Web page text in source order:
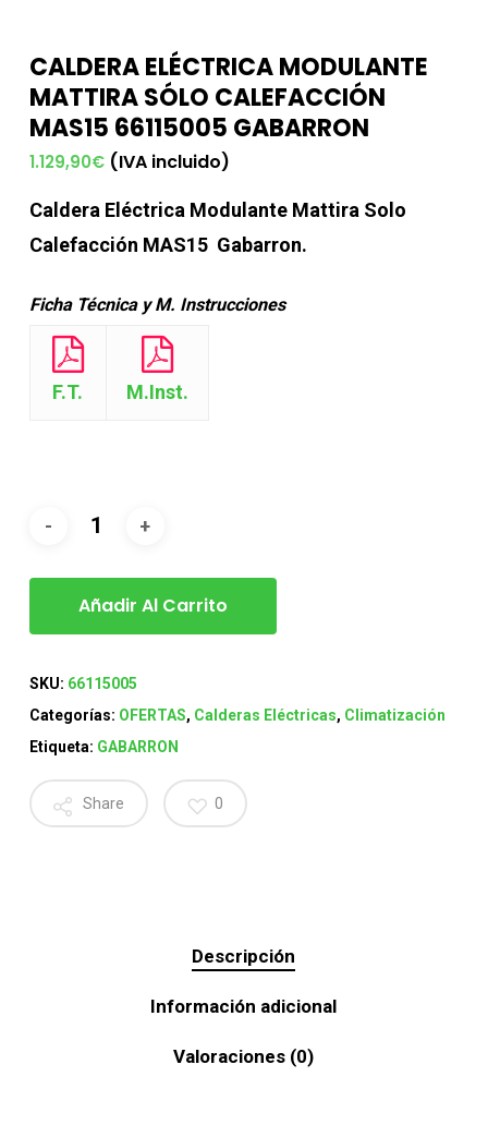
CALDERA ELÉCTRICA MODULANTE
MATTIRA SÓLO CALEFACCIÓN
MAS15 66115005 GABARRON
1.129,90€ (IVA incluido)
Caldera Eléctrica Modulante Mattira Solo
Calefacción MAS15 Gabarron.
Ficha Técnica y M. Instrucciones
F.T. M.Inst.
Añadir Al Carrito
SKU: 66115005
Categorías: OFERTAS, Calderas Eléctricas, Climatización
Etiqueta: GABARRON
Share 0
Descripción
Información adicional
Valoraciones (0)